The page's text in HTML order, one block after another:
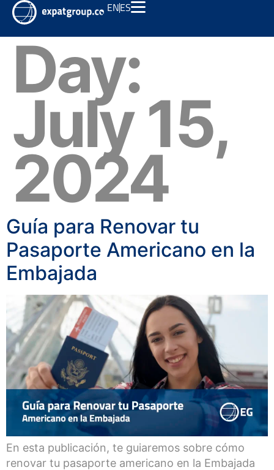
ENES
Day:
July 15,
2024
Guía para Renovar tu
Pasaporte Americano en la
Embajada
En esta publicación, te guiaremos sobre cómo
renovar tu pasaporte americano en la Embajada